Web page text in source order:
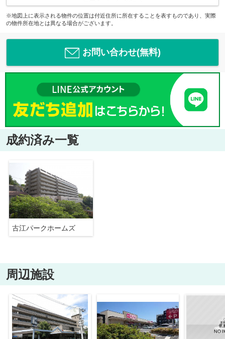
※地図上に表示される物件の位置は付近住所に所在することを表すものであり、実際
の物件所在地とは異なる場合がございます。
お問い合わせ(無料)
成約済み一覧
古江パークホームズ
周辺施設